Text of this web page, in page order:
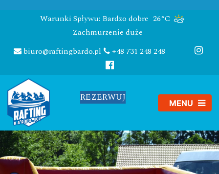
Warunki Spływu: Bardzo dobre 26°C
Zachmurzenie duże
biuro@raftingbardo.pl
+48 731 248 248
REZERWUJ